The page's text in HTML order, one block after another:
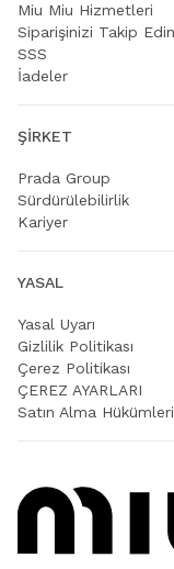
Miu Miu Hizmetleri
Siparişinizi Takip Edin
SSS
İadeler
ŞIRKET
Prada Group
Sürdürülebilirlik
Kariyer
YASAL
Yasal Uyarı
Gizlilik Politikası
Çerez Politikası
ÇEREZ AYARLARI
Satın Alma Hükümleri